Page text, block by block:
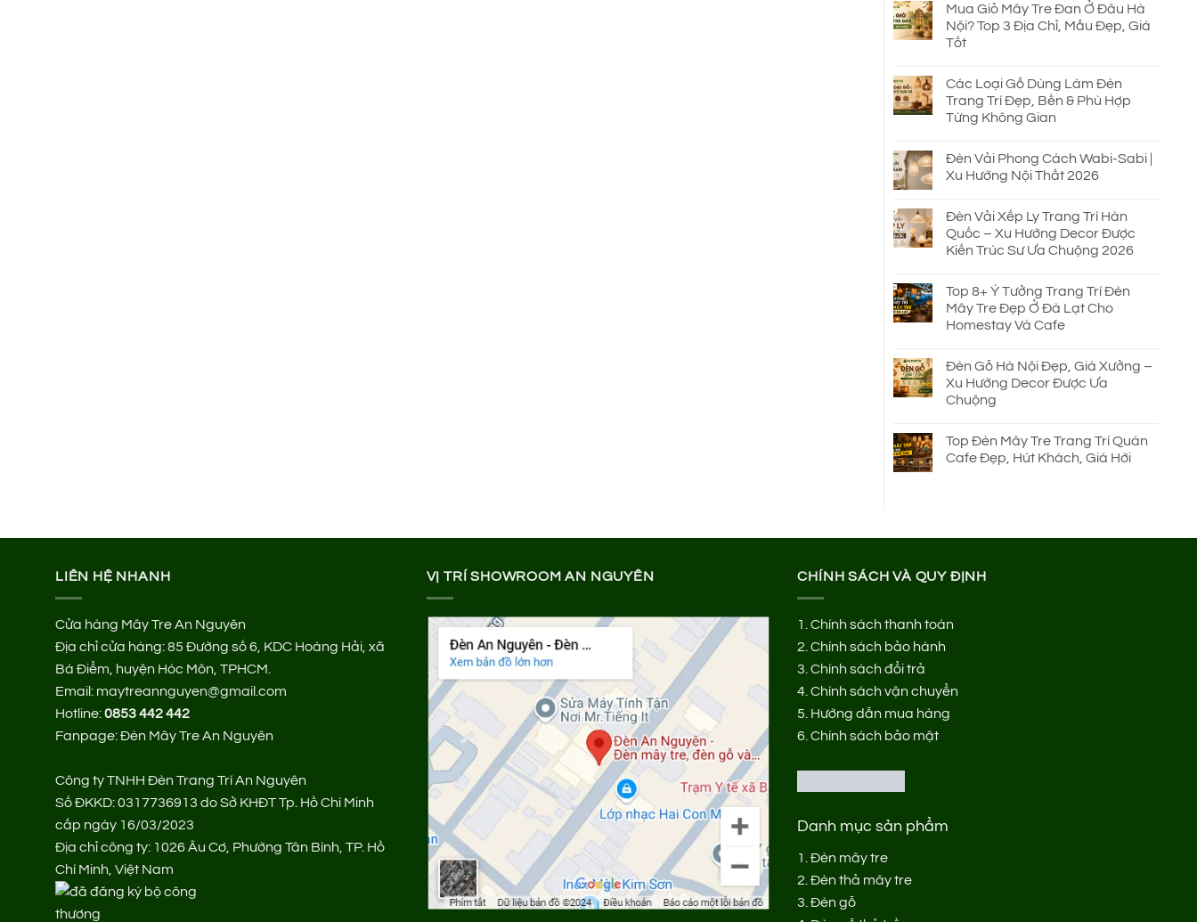
Mua Giỏ Mây Tre Đan Ở Đâu Hà
Nội? Top 3 Địa Chỉ, Mẫu Đẹp, Giá
Tốt
Các Loại Gỗ Dùng Làm Đèn
Trang Trí Đẹp, Bền & Phù Hợp
Từng Không Gian
Đèn Vải Phong Cách Wabi-Sabi |
Xu Hướng Nội Thất 2026
Đèn Vải Xếp Ly Trang Trí Hàn
Quốc – Xu Hướng Decor Được
Kiến Trúc Sư Ưa Chuộng 2026
Top 8+ Ý Tưởng Trang Trí Đèn
Mây Tre Đẹp Ở Đà Lạt Cho
Homestay Và Cafe
Đèn Gỗ Hà Nội Đẹp, Giá Xưởng –
Xu Hướng Decor Được Ưa
Chuộng
Top Đèn Mây Tre Trang Trí Quán
Cafe Đẹp, Hút Khách, Giá Hời
LIÊN HỆ NHANH
Cửa hàng Mây Tre An Nguyên
Địa chỉ cửa hàng:85 Đường số 6, KDC Hoàng Hải, xã
Bà Điểm, huyện Hóc Môn, TPHCM.
Email: maytreannguyen@gmail.com
Hotline:0853 442 442
Fanpage:Đèn Mây Tre An Nguyên
Công ty TNHH Đèn Trang Trí An Nguyên
Số ĐKKD: 0317736913 do Sở KHĐT Tp. Hồ Chí Minh
cấp ngày 16/03/2023
Địa chỉ công ty: 1026 Âu Cơ, Phường Tân Bình, TP. Hồ
Chí Minh, Việt Nam
VỊ TRÍ SHOWROOM AN NGUYÊN CHÍNH SÁCH VÀ QUY ĐỊNH
1.Chính sách thanh toán
2.Chính sách bảo hành
3.Chính sách đổi trả
4.Chính sách vận chuyển
5. Hướng dẫn mua hàng
6.Chính sách bảo mật
Danh mục sản phẩm
1.Đèn mây tre
2.Đèn thả mây tre
3.Đèn gỗ